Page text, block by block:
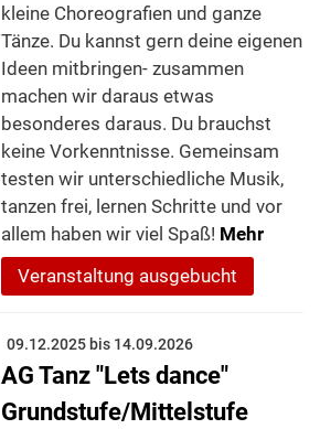
kleine Choreografien und ganze
Tänze. Du kannst gern deine eigenen
Ideen mitbringen- zusammen
machen wir daraus etwas
besonderes daraus. Du brauchst
keine Vorkenntnisse. Gemeinsam
testen wir unterschiedliche Musik,
tanzen frei, lernen Schritte und vor
allem haben wir viel Spaß! Mehr
Veranstaltung ausgebucht
09.12.2025 bis 14.09.2026
AG Tanz "Lets dance"
Grundstufe/Mittelstufe